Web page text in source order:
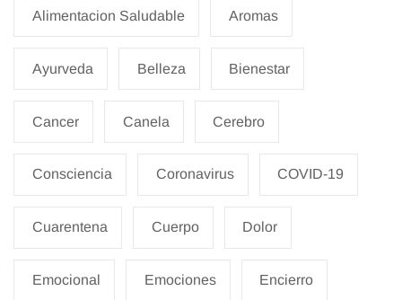
Alimentacion Saludable Aromas
Ayurveda Belleza Bienestar
Cancer Canela Cerebro
Consciencia Coronavirus COVID-19
Cuarentena Cuerpo Dolor
Emocional Emociones Encierro